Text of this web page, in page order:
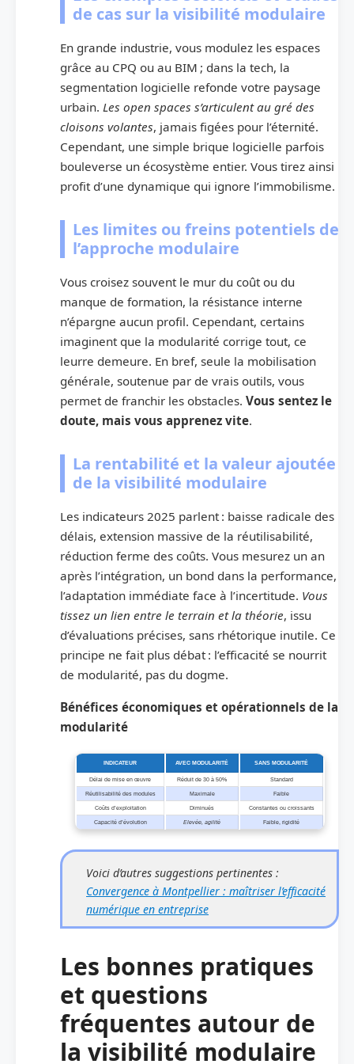
de cas sur la visibilité modulaire
En grande industrie, vous modulez les espaces
grâce au CPQ ou au BIM ; dans la tech, la
segmentation logicielle refonde votre paysage
urbain. Les open spaces s’articulent au gré des
cloisons volantes, jamais figées pour l’éternité.
Cependant, une simple brique logicielle parfois
bouleverse un écosystème entier. Vous tirez ainsi
profit d’une dynamique qui ignore l’immobilisme.
Les limites ou freins potentiels de
l’approche modulaire
Vous croisez souvent le mur du coût ou du
manque de formation, la résistance interne
n’épargne aucun profil. Cependant, certains
imaginent que la modularité corrige tout, ce
leurre demeure. En bref, seule la mobilisation
générale, soutenue par de vrais outils, vous
permet de franchir les obstacles. Vous sentez le
doute, mais vous apprenez vite.
La rentabilité et la valeur ajoutée
de la visibilité modulaire
Les indicateurs 2025 parlent : baisse radicale des
délais, extension massive de la réutilisabilité,
réduction ferme des coûts. Vous mesurez un an
après l’intégration, un bond dans la performance,
l’adaptation immédiate face à l’incertitude. Vous
tissez un lien entre le terrain et la théorie, issu
d’évaluations précises, sans rhétorique inutile. Ce
principe ne fait plus débat : l’efficacité se nourrit
de modularité, pas du dogme.
Bénéfices économiques et opérationnels de la
modularité
INDICATEUR AVEC MODULARITÉ SANS MODULARITÉ
Délai de mise en œuvre Réduit de 30 à 50% Standard
Réutilisabilité des modules Maximale Faible
Coûts d’exploitation Diminués Constantes ou croissants
Capacité d’évolution Elevée, agilité Faible, rigidité
Voici d’autres suggestions pertinentes :
Convergence à Montpellier : maîtriser l’efficacité
numérique en entreprise
Les bonnes pratiques
et questions
fréquentes autour de
la visibilité modulaire